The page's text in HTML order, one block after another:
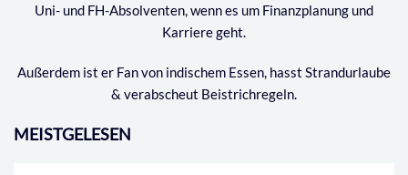
Uni- und FH-Absolventen, wenn es um Finanzplanung und
Karriere geht.
Außerdem ist er Fan von indischem Essen, hasst Strandurlaube
& verabscheut Beistrichregeln.
MEISTGELESEN